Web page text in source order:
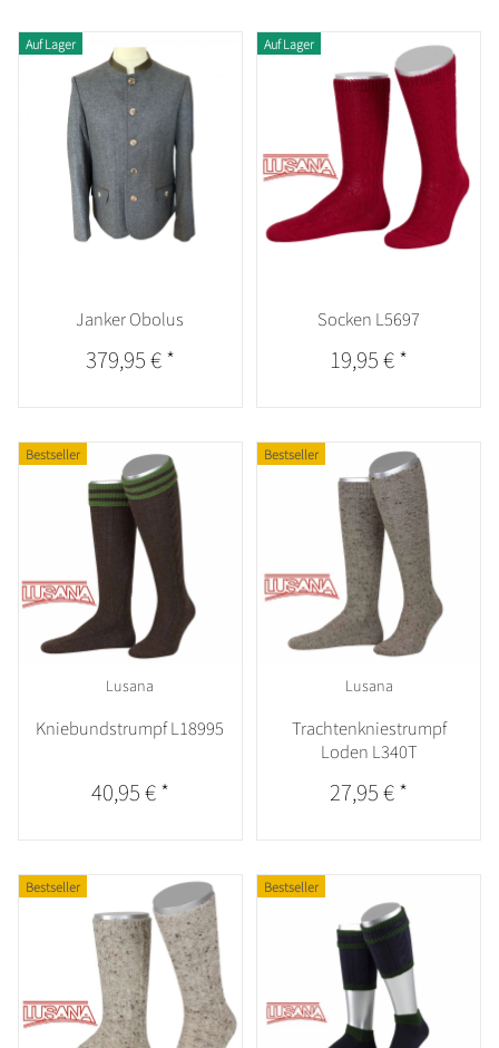
Auf Lager
Janker Obolus
379,95 €*
Auf Lager
Socken L5697
19,95 €*
Bestseller
Lusana
Kniebundstrumpf L18995
40,95 €*
Bestseller
Lusana
Trachtenkniestrumpf
Loden L340T
27,95 €*
Bestseller Bestseller